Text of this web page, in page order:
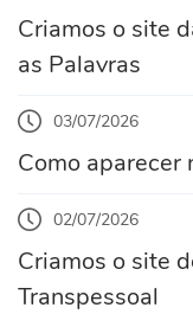
Criamos o site
as Palavras
03/07/2026
Como aparecer
02/07/2026
Criamos o site
Transpessoal